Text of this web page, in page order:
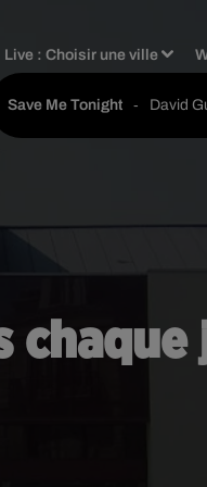
Live :Choisir une ville
Save Me Tonight - David
chaque